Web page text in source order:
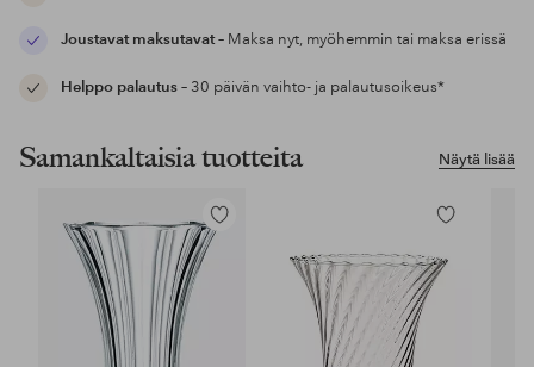
Joustavat maksutavat– Maksa nyt, myöhemmin tai maksa erissä
Helppo palautus– 30 päivän vaihto- ja palautusoikeus*
Näytä lisää
Samankaltaisia tuotteita
Lisää
suosikkeihin
Lisää